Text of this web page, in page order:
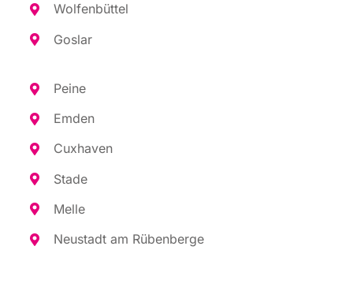
Wol­fen­büt­tel
Gos­lar
Pei­ne
Emden
Cux­ha­ven
Sta­de
Mel­le
Neu­stadt am Rübenberge